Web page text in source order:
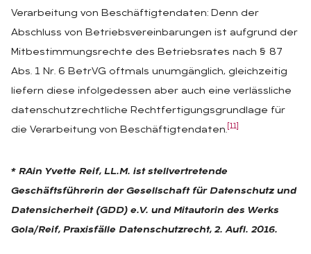
Verarbeitung von Beschäftigtendaten: Denn der
Abschluss von Betriebsvereinbarungen ist aufgrund der
Mitbestimmungsrechte des Betriebsrates nach § 87
Abs. 1 Nr. 6 BetrVG oftmals unumgänglich, gleichzeitig
liefern diese infolgedessen aber auch eine verlässliche
datenschutzrechtliche Rechtfertigungsgrundlage für
die Verarbeitung von Beschäftigtendaten. [11]
* RAin Yvette Reif, LL.M. ist stellvertretende
Geschäftsführerin der Gesellschaft für Datenschutz und
Datensicherheit (GDD) e.V. und Mitautorin des Werks
Gola/Reif, Praxisfälle Datenschutzrecht, 2. Aufl. 2016.